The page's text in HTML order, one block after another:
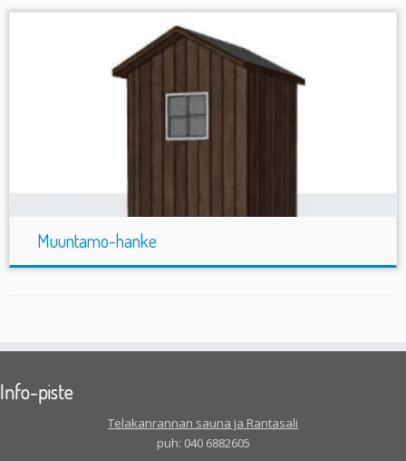
Muuntamo-hanke
Info-piste
Telakanrannan sauna ja Rantasali
puh: 040 6882605